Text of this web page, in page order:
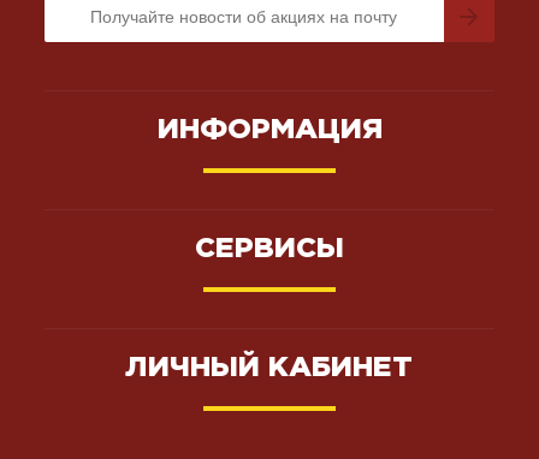
ИНФОРМАЦИЯ
СЕРВИСЫ
ЛИЧНЫЙ КАБИНЕТ